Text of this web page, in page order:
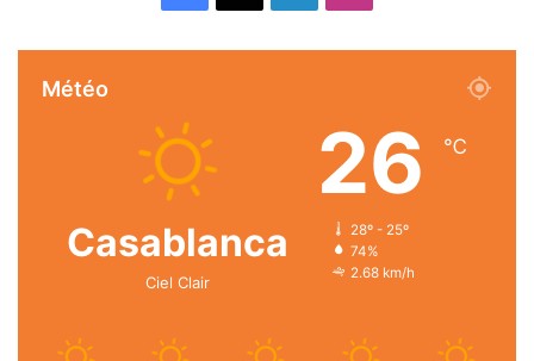
Météo
Casablanca
Ciel Clair
26 ℃
28º - 25º
74%
2.68 km/h